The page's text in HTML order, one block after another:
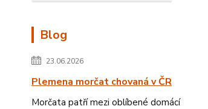
Blog
23.06.2026
Plemena morčat chovaná v ČR
Morčata patří mezi oblíbené domácí